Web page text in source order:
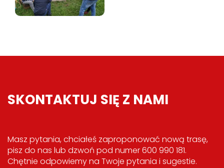
SKONTAKTUJ SIĘ Z NAMI
Masz pytania, chciałeś zaproponować nową trasę,
pisz do nas lub dzwoń pod numer 600 990 181.
Chętnie odpowiemy na Twoje pytania i sugestie.